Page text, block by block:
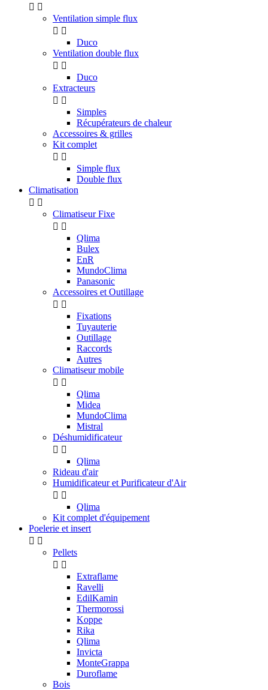
 
Ventilation simple flux
 
Duco
Ventilation double flux
 
Duco
Extracteurs
 
Simples
Récupérateurs de chaleur
Accessoires & grilles
Kit complet
 
Simple flux
Double flux
Climatisation
 
Climatiseur Fixe
 
Qlima
Bulex
EnR
MundoClima
Panasonic
Accessoires et Outillage
 
Fixations
Tuyauterie
Outillage
Raccords
Autres
Climatiseur mobile
 
Qlima
Midea
MundoClima
Mistral
Déshumidificateur
 
Qlima
Rideau d'air
Humidificateur et Purificateur d'Air
 
Qlima
Kit complet d'équipement
Poelerie et insert
 
Pellets
 
Extraflame
Ravelli
EdilKamin
Thermorossi
Koppe
Rika
Qlima
Invicta
MonteGrappa
Duroflame
Bois